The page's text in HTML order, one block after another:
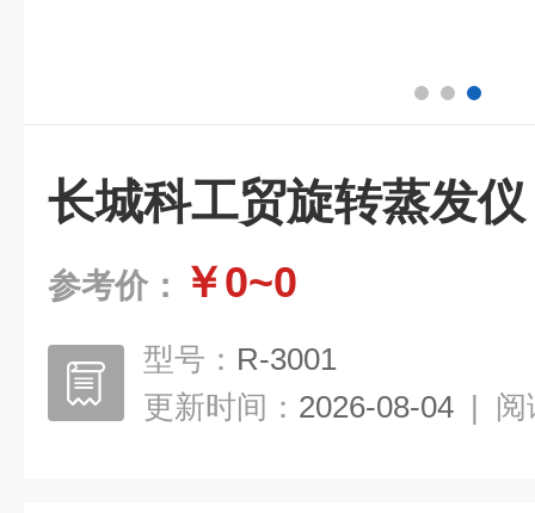
长城科工贸旋转蒸发仪
参考价： ￥0~0
型号： R-3001
更新时间： 2026-08-04 | 阅